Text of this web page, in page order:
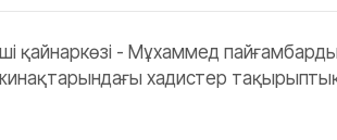
қайнаркөзі - Мұхаммед
хадистер